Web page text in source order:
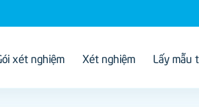
xét nghiệm Xét nghiệm Lấy mẫu